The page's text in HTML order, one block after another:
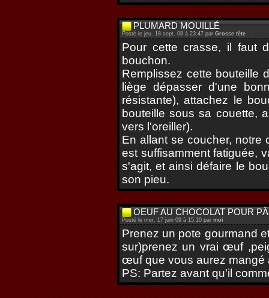
PLUMARD MOUILLÉ
Posté le jeu. 18 sept. 08 à 23:47 par Grosse tête
Pour cette crasse, il faut
bouchon.
Remplissez cette bouteille
liège dépasser d'une
résistante), attachez le
bouteille sous sa couette,
vers l'oreiller).
En allant se coucher, notre
est suffisamment fatiguée,
s'agit, et ainsi défaire le
son pieu.
OEUF AU CHOCOLAT POUR
Posté le mer. 17 juin 09 à 15:10 par moi
Prenez un pote gourmand
sur)prenez un vrai œuf
œuf que vous aurez mangé
PS: Partez avant qu'il